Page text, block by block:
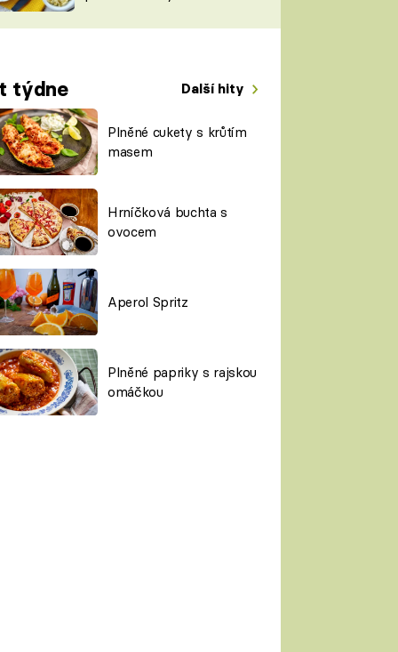
týdne Další hity
Plněné cukety s krůtím
masem
Hrníčková buchta s
ovocem
Aperol Spritz
Plněné papriky s rajskou
omáčkou